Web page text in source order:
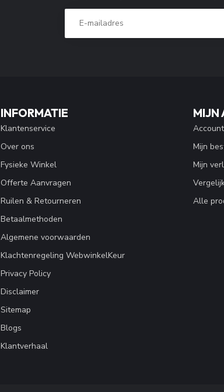
INFORMATIE
Klantenservice
Over ons
Fysieke Winkel
Offerte Aanvragen
Ruilen & Retourneren
Betaalmethoden
Algemene voorwaarden
Klachtenregeling WebwinkelKeur
Privacy Policy
Disclaimer
Sitemap
Blogs
Klantverhaal
MIJN
Mijn
Mijn
Alle